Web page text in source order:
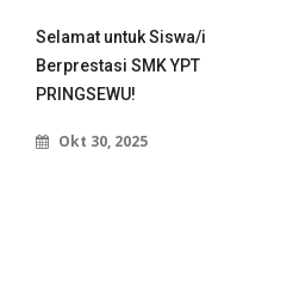
Selamat untuk Siswa/i
Berprestasi SMK YPT
PRINGSEWU!
Okt 30, 2025